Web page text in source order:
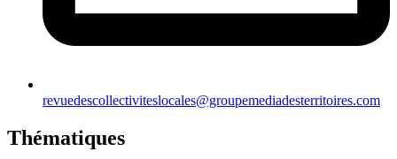
revuedescollectiviteslocales@groupemediadesterritoires.com
Thématiques